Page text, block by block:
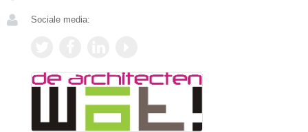
Sociale media: